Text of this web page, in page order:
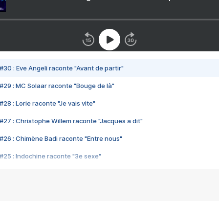
#30 : Eve Angeli raconte "Avant de partir"
#29 : MC Solaar raconte "Bouge de là"
#28 : Lorie raconte "Je vais vite"
#27 : Christophe Willem raconte "Jacques a dit"
#26 : Chimène Badi raconte "Entre nous"
#25 : Indochine raconte "3e sexe"